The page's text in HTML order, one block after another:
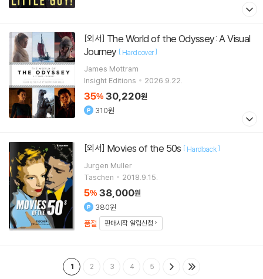
[외서]
Journey [ Hardcover]
James Mottram
Insight Editions
2026.9.22.
35% 30,220원
310원
[외서] Movies of the 50s [ Hardback]
Jurgen Muller
Taschen
2018.9.15.
5% 38,000원
380원
품절
판매시작 알림신청
1 2 3 4 5